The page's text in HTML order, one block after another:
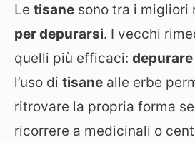
Le tisane sono tra i migliori
per depurarsi. I vecchi
quelli più efficaci: depurare
l’uso di tisane alle erbe
ritrovare la propria forma
ricorrere a medicinali o